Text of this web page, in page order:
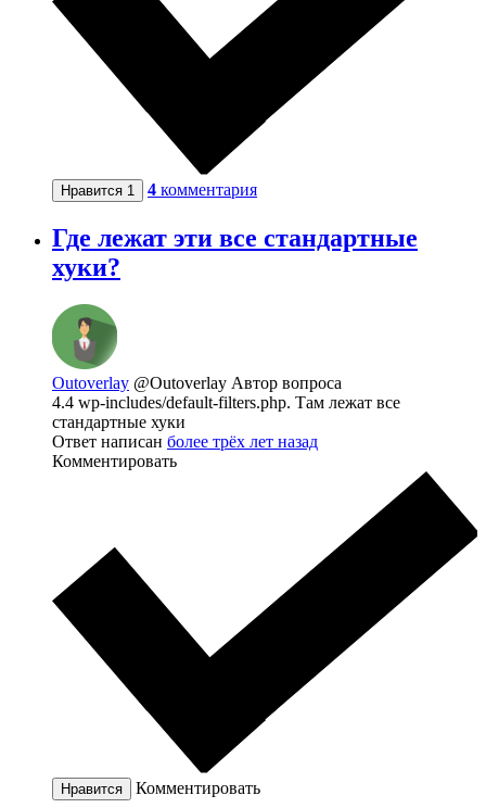
Нравится 1 4 комментария
Где лежат эти все стандартные
хуки?
Outoverlay @Outoverlay Автор вопроса
4.4 wp-includes/default-filters.php. Там лежат все
стандартные хуки
Ответ написан более трёх лет назад
Комментировать
Нравится Комментировать